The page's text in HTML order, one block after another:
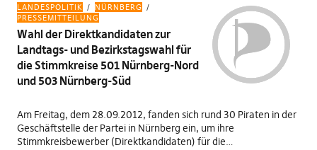
LANDESPOLITIK
NÜRNBERG
PRESSEMITTEILUNG
Wahl der Direktkandidaten zur
Landtags- und Bezirkstagswahl für
die Stimmkreise 501 Nürnberg-Nord
und 503 Nürnberg-Süd
Am Freitag, dem 28.09.2012, fanden sich rund 30 Piraten in der
Geschäftstelle der Partei in Nürnberg ein, um ihre
Stimmkreisbewerber (Direktkandidaten) für die…